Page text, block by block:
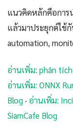
แนวคิดหลักคือการ
แล้วมาประยุกต์ใช้
automation,
อ่านเพิ่ม: phân tích
อ่านเพิ่ม: ONNX
Blog · อ่านเพิ่ม:
SiamCafe Blog